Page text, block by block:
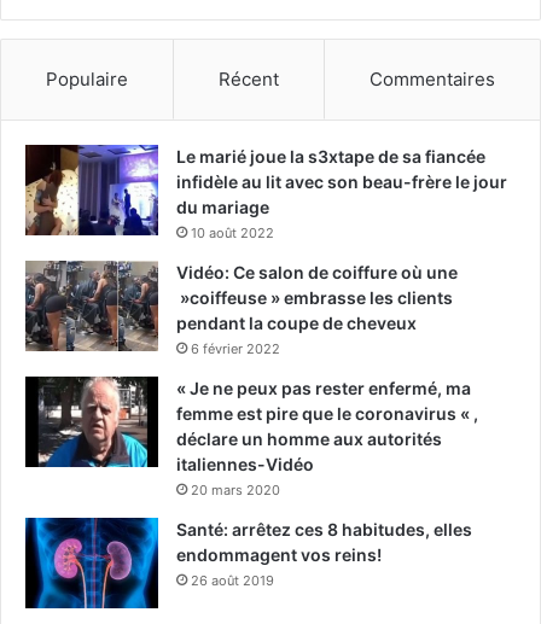
Populaire Récent Commentaires
Le marié joue la s3xtape de sa fiancée
infidèle au lit avec son beau-frère le jour
du mariage
10 août 2022
Vidéo: Ce salon de coiffure où une
»coiffeuse » embrasse les clients
pendant la coupe de cheveux
6 février 2022
« Je ne peux pas rester enfermé, ma
femme est pire que le coronavirus « ,
déclare un homme aux autorités
italiennes-Vidéo
20 mars 2020
Santé: arrêtez ces 8 habitudes, elles
endommagent vos reins!
26 août 2019